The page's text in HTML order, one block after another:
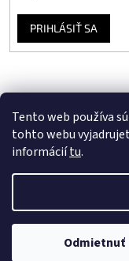
Tento web používa
tohto webu
informáciítu.
Odmietnuť
PRIHLÁSIŤ SA
Copyright 2026